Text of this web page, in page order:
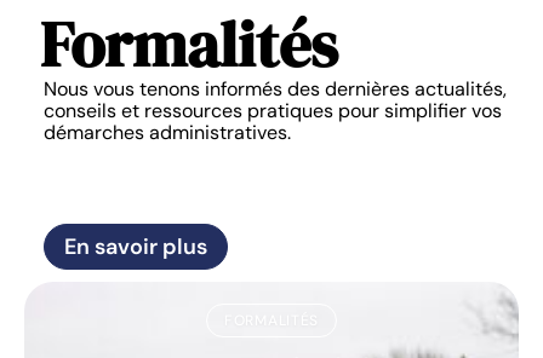
Formalités
Nous vous tenons informés des dernières actualités,
conseils et ressources pratiques pour simplifier vos
démarches administratives.
En savoir plus